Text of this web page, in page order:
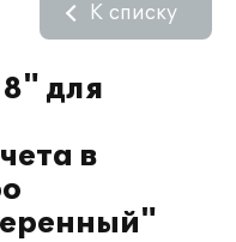
для
в
К списку